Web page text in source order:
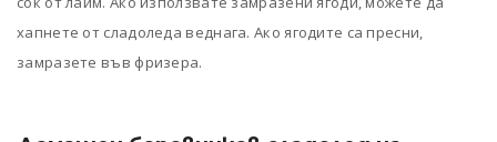
хапнете от сладоледа веднага. Ако ягодите са пресни,
замразете във фризера.